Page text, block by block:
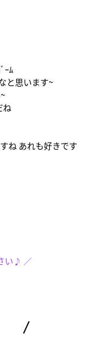
ｰﾑ
と思います~
ね
ね あれも好きです
い♪ ／